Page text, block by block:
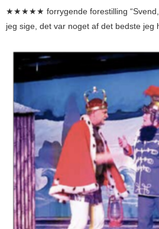
★★★★★ forrygende forestilling “Svend,
jeg sige, det var noget af det bedste jeg